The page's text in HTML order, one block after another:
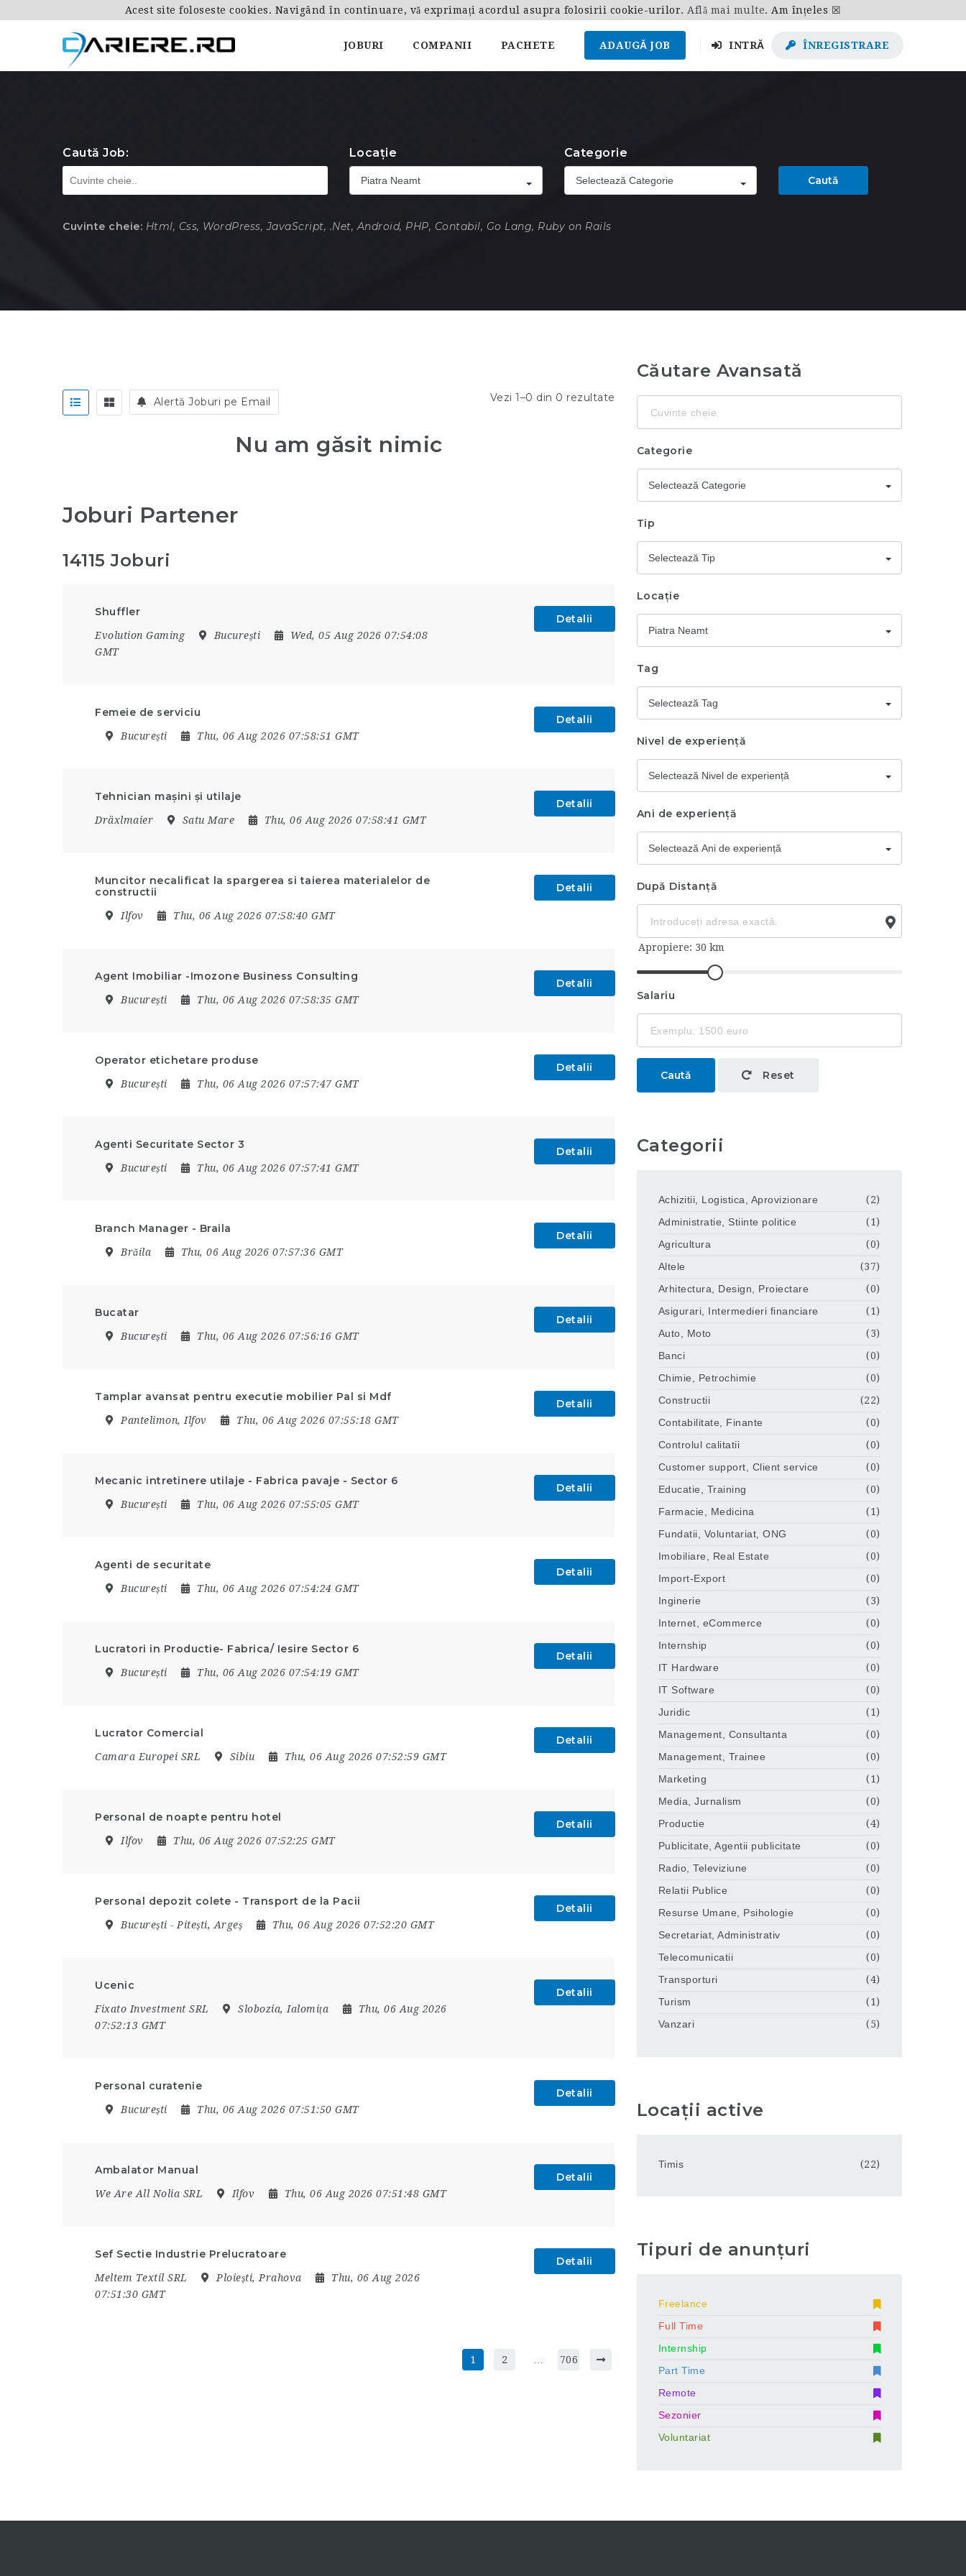
JOBURI COMPANII PACHETE ADAUGĂ JOB INTRĂ ÎNREGISTRARE
Caută Job: Locație
Piatra Neamt
Categorie
Selectează Categorie Caută
Cuvinte cheie: Html, Css, WordPress, JavaScript, .Net, Android, PHP, Contabil, Go Lang, Ruby on Rails
Alertă Joburi pe Email Vezi 1–0 din 0 rezultate
Nu am găsit nimic
Joburi Partener
14115 Joburi
Shuffler
Evolution Gaming București
Wed, 05 Aug 2026 07:54:08
GMT
Detalii
Femeie de serviciu
București Thu, 06 Aug 2026 07:58:51 GMT
Detalii
Tehnician mașini și utilaje
Dräxlmaier Satu Mare Thu, 06 Aug 2026 07:58:41 GMT
Detalii
Muncitor necalificat la spargerea si taierea materialelor de
constructii
Ilfov Thu, 06 Aug 2026 07:58:40 GMT
Detalii
Agent Imobiliar -Imozone Business Consulting
București Thu, 06 Aug 2026 07:58:35 GMT
Detalii
Operator etichetare produse
București Thu, 06 Aug 2026 07:57:47 GMT
Detalii
Agenti Securitate Sector 3
București Thu, 06 Aug 2026 07:57:41 GMT
Detalii
Branch Manager - Braila
Brăila Thu, 06 Aug 2026 07:57:36 GMT
Detalii
Bucatar
București Thu, 06 Aug 2026 07:56:16 GMT
Detalii
Tamplar avansat pentru executie mobilier Pal si Mdf
Pantelimon, Ilfov Thu, 06 Aug 2026 07:55:18 GMT
Detalii
Mecanic intretinere utilaje - Fabrica pavaje - Sector 6
București Thu, 06 Aug 2026 07:55:05 GMT
Detalii
Agenti de securitate
București Thu, 06 Aug 2026 07:54:24 GMT
Detalii
Lucratori in Productie- Fabrica/ Iesire Sector 6
București Thu, 06 Aug 2026 07:54:19 GMT
Detalii
Lucrator Comercial
Camara Europei SRL Sibiu Thu, 06 Aug 2026 07:52:59 GMT
Detalii
Personal de noapte pentru hotel
Ilfov Thu, 06 Aug 2026 07:52:25 GMT
Detalii
Personal depozit colete - Transport de la Pacii
București - Pitești, Argeș Thu, 06 Aug 2026 07:52:20 GMT
Detalii
Ucenic
Fixato Investment SRL Slobozia, Ialomița
Thu, 06 Aug 2026
07:52:13 GMT
Detalii
Personal curatenie
București Thu, 06 Aug 2026 07:51:50 GMT
Detalii
Ambalator Manual
We Are All Nolia SRL Ilfov Thu, 06 Aug 2026 07:51:48 GMT
Detalii
Sef Sectie Industrie Prelucratoare
Meltem Textil SRL Ploiești, Prahova
Thu, 06 Aug 2026
07:51:30 GMT
Detalii
1 2 … 706
Căutare Avansată
cheie
Categorie
Selectează Categorie
Tip
Selectează Tip
Locație
Piatra Neamt
Tag
Selectează Tag
Nivel de experiență
Selectează Nivel de experiență
Ani de experiență
Selectează Ani de experiență
După Distanță
Salariu
Caută Reset
Categorii
Achizitii, Logistica, Aprovizionare
(2)
Administratie, Stiinte politice
(1)
Agricultura
(0)
Altele
(37)
Arhitectura, Design, Proiectare
(0)
Asigurari, Intermedieri financiare
(1)
Auto, Moto
(3)
Banci
(0)
Chimie, Petrochimie
(0)
Constructii
(22)
Contabilitate, Finante
(0)
Controlul calitatii
(0)
Customer support, Client service
(0)
Educatie, Training
(0)
Farmacie, Medicina
(1)
Fundatii, Voluntariat, ONG
(0)
Imobiliare, Real Estate
(0)
Import-Export
(0)
Inginerie
(3)
Internet, eCommerce
(0)
Internship
(0)
IT Hardware
(0)
IT Software
(0)
Juridic
(1)
Management, Consultanta
(0)
Management, Trainee
(0)
Marketing
(1)
Media, Jurnalism
(0)
Productie
(4)
Publicitate, Agentii publicitate
(0)
Radio, Televiziune
(0)
Relatii Publice
(0)
Resurse Umane, Psihologie
(0)
Secretariat, Administrativ
(0)
Telecomunicatii
(0)
Transporturi
(4)
Turism
(1)
Vanzari
(5)
Locații active
Timis (22)
Tipuri de anunțuri
Freelance
Full Time
Internship
Part Time
Remote
Sezonier
Voluntariat
Acest site foloseste cookies. Navigând în continuare, vă exprimați acordul asupra folosirii cookie-urilor. Află mai multe. Am înțeles ☒